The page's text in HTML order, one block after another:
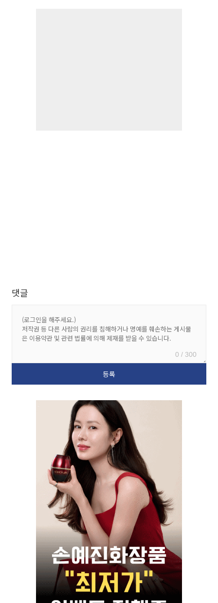
댓글
0 / 300